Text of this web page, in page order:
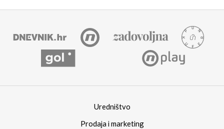
Uredništvo
Prodaja i marketing